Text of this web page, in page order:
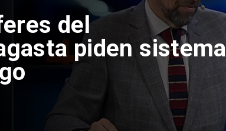
del
piden sistema